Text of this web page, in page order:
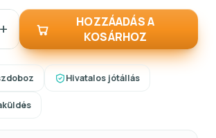
+
HOZZÁADÁS A
KOSÁRHOZ
Hivatalos jótállás